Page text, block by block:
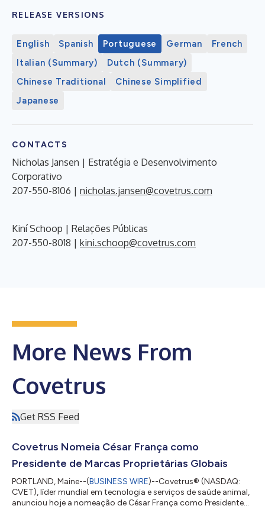
RELEASE VERSIONS
English Spanish Portuguese German
French
Italian (Summary)
Dutch (Summary)
Chinese Traditional
Chinese Simplified
Japanese
CONTACTS
Nicholas Jansen | Estratégia e Desenvolvimento
Corporativo
207-550-8106 | nicholas.jansen@covetrus.com
Kiní Schoop | Relações Públicas
207-550-8018 | kini.schoop@covetrus.com
More News From
Covetrus
Get RSS Feed
Covetrus Nomeia César França como
Presidente de Marcas Proprietárias Globais
PORTLAND, Maine--(BUSINESS WIRE)--Covetrus® (NASDAQ:
CVET), líder mundial em tecnologia e serviços de saúde animal,
anunciou hoje a nomeação de César França como Presidente